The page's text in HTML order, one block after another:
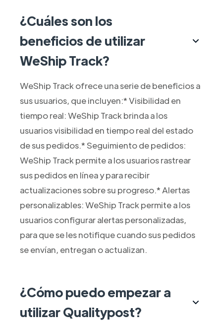
¿Cuáles son los
beneficios de utilizar
WeShip Track?
WeShip Track ofrece una serie de beneficios a
sus usuarios, que incluyen:* Visibilidad en
tiempo real: WeShip Track brinda a los
usuarios visibilidad en tiempo real del estado
de sus pedidos.* Seguimiento de pedidos:
WeShip Track permite a los usuarios rastrear
sus pedidos en línea y para recibir
actualizaciones sobre su progreso.* Alertas
personalizables: WeShip Track permite a los
usuarios configurar alertas personalizadas,
para que se les notifique cuando sus pedidos
se envían, entregan o actualizan.
¿Cómo puedo empezar a
utilizar Qualitypost?